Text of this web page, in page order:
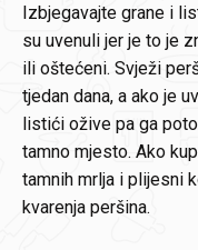
Izbjegavajte grane i
su uvenuli jer je to je
ili oštećeni. Svježi
tjedan dana, a ako je
listići ožive pa ga
tamno mjesto. Ako
tamnih mrlja i plijesni
kvarenja peršina.